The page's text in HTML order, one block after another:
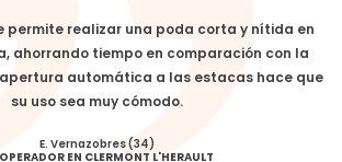
permite realizar una poda corta y nítida en
ahorrando tiempo en comparación con la
automática a las estacas hace que
su uso sea muy cómodo.
E. Vernazobres (34)
EN CLERMONT L'HERAULT